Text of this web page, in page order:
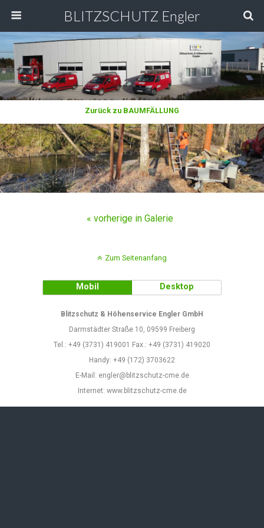
BLITZSCHUTZ Engler
Zurück zu BAUMFÄLLUNG
« vorherige in Galerie
Zum Seitenanfang
Mobil Desktop
Blitzschutz & Höhenservice Engler GmbH
Darmstädter Straße 10, 09599 Freiberg
Tel.: +49 (3731) 419001 Fax.: +49 (3731) 419020
Handy: +49 (172) 3703622
E-Mail: engler@blitzschutz-cme.de
Internet: www.blitzschutz-cme.de